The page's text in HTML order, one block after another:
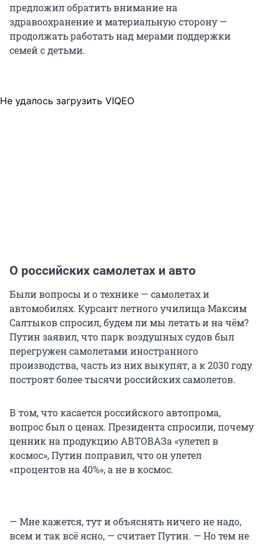
предложил обратить внимание на
здравоохранение и материальную сторону —
продолжать работать над мерами поддержки
семей с детьми.
Не удалось загрузить VIQEO
О российских самолетах и авто
Были вопросы и о технике — самолетах и
автомобилях. Курсант летного училища Максим
Салтыков спросил, будем ли мы летать и на чём?
Путин заявил, что парк воздушных судов был
перегружен самолетами иностранного
производства, часть из них выкупят, а к 2030 году
построят более тысячи российских самолетов.
В том, что касается российского автопрома,
вопрос был о ценах. Президента спросили, почему
ценник на продукцию АВТОВАЗа «улетел в
космос», Путин поправил, что он улетел
«процентов на 40%», а не в космос.
— Мне кажется, тут и объяснять ничего не надо,
всем и так всё ясно, — считает Путин. — Но тем не